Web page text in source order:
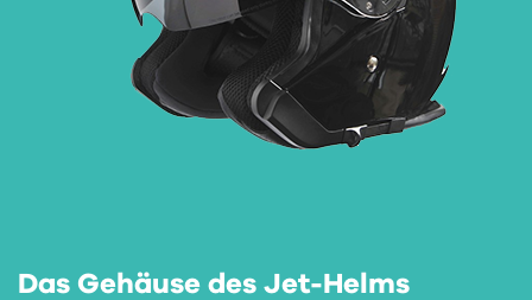
Das Gehäuse des Jet-Helms